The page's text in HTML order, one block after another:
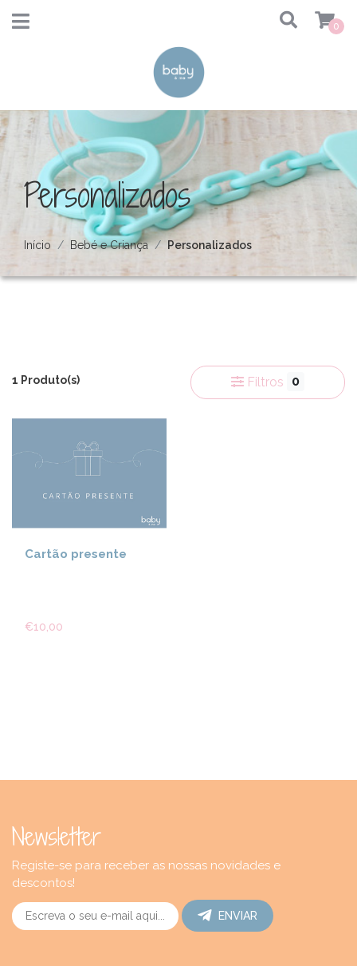
0
Personalizados
Início Bebé e Criança Personalizados
1 Produto(s) Filtros 0
Cartão presente
€10,00
Newsletter
Registe-se para receber as nossas novidades e
descontos!
ENVIAR